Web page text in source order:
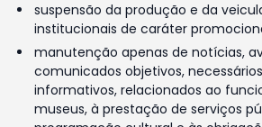
suspensão da produção e da
institucionais de caráter
manutenção apenas de notícias,
comunicados objetivos,
informativos, relacionados ao
museus, à prestação de serviços